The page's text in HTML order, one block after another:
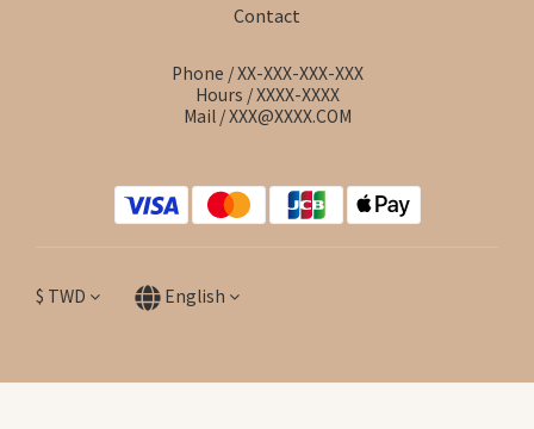
Contact
Phone / XX-XXX-XXX-XXX
Hours / XXXX-XXXX
Mail / XXX@XXXX.COM
$ TWD English